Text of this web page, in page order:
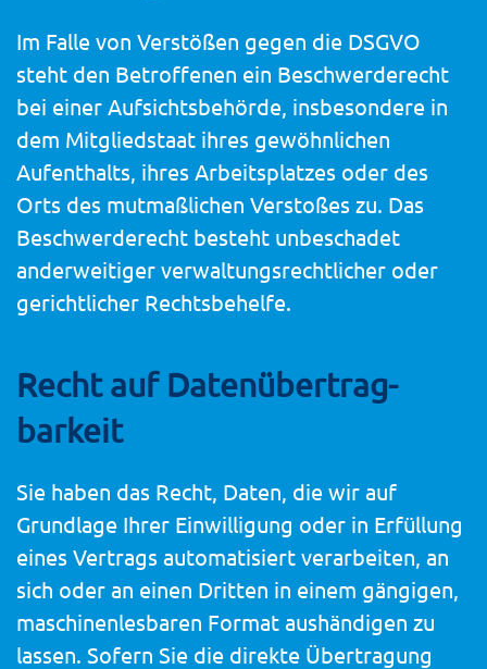
Im Falle von Verstößen gegen die DSGVO
steht den Betroffenen ein Beschwerderecht
bei einer Aufsichtsbehörde, insbesondere in
dem Mitgliedstaat ihres gewöhnlichen
Aufenthalts, ihres Arbeitsplatzes oder des
Orts des mutmaßlichen Verstoßes zu. Das
Beschwerderecht besteht unbeschadet
anderweitiger verwaltungsrechtlicher oder
gerichtlicher Rechtsbehelfe.
Recht auf Daten­übertrag­
barkeit
Sie haben das Recht, Daten, die wir auf
Grundlage Ihrer Einwilligung oder in Erfüllung
eines Vertrags automatisiert verarbeiten, an
sich oder an einen Dritten in einem gängigen,
maschinenlesbaren Format aushändigen zu
lassen. Sofern Sie die direkte Übertragung